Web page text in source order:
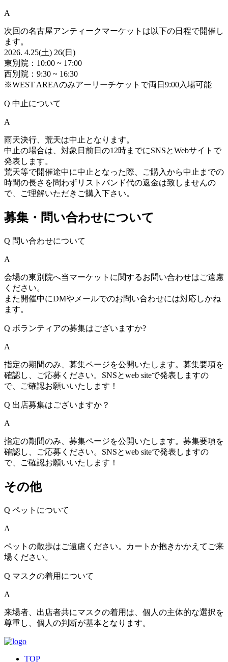
A
次回の名古屋アンティークマーケットは以下の日程で開催し
ます。
2026. 4.25(土) 26(日)
東別院：10:00 ~ 17:00
西別院：9:30 ~ 16:30
※WEST AREAのみアーリーチケットで両日9:00入場可能
Q 中止について
A
雨天決行、荒天は中止となります。
中止の場合は、対象日前日の12時までにSNSとWebサイトで
発表します。
荒天等で開催途中に中止となった際、ご購入から中止までの
時間の長さを問わずリストバンド代の返金は致しませんの
で、ご理解いただきご購入下さい。
募集・問い合わせについて
Q 問い合わせについて
A
会場の東別院へ当マーケットに関するお問い合わせはご遠慮
ください。
また開催中にDMやメールでのお問い合わせには対応しかね
ます。
Q ボランティアの募集はございますか?
A
指定の期間のみ、募集ページを公開いたします。募集要項を
確認し、ご応募ください。SNSとweb siteで発表しますの
で、ご確認お願いいたします！
Q 出店募集はございますか？
A
指定の期間のみ、募集ページを公開いたします。募集要項を
確認し、ご応募ください。SNSとweb siteで発表しますの
で、ご確認お願いいたします！
その他
Q ペットについて
A
ペットの散歩はご遠慮ください。カートか抱きかかえてご来
場ください。
Q マスクの着用について
A
来場者、出店者共にマスクの着用は、個人の主体的な選択を
尊重し、個人の判断が基本となります。
TOP